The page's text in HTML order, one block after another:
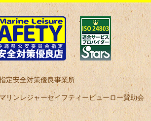
定安全対策優良事業所
リンレジャーセイフティービューロー賛助会